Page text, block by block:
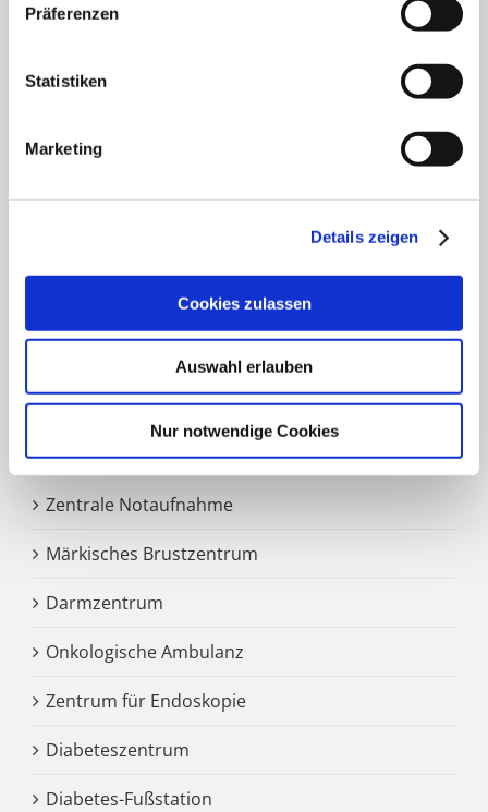
Präferenzen
Statistiken
Marketing
Details zeigen
Cookies zulassen
Auswahl erlauben
Nur notwendige Cookies
Klinik für Innere Medizin Schützenstraße
Gefäß- und Handchirurgie
HNO Belegabteilung
Pflegedienst
SCHWERPUNKTE
Zentrale Notaufnahme
Märkisches Brustzentrum
Darmzentrum
Onkologische Ambulanz
Zentrum für Endoskopie
Diabeteszentrum
Diabetes-Fußstation